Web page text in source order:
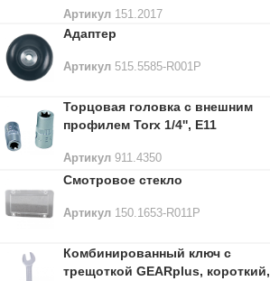
Артикул 151.2017
Адаптер
Артикул 515.5585-R001P
Торцовая головка с внешним
профилем Torx 1/4'', E11
Артикул 911.4350
Смотровое стекло
Артикул 150.1653-R011P
Комбинированный ключ с
трещоткой GEARplus, короткий,